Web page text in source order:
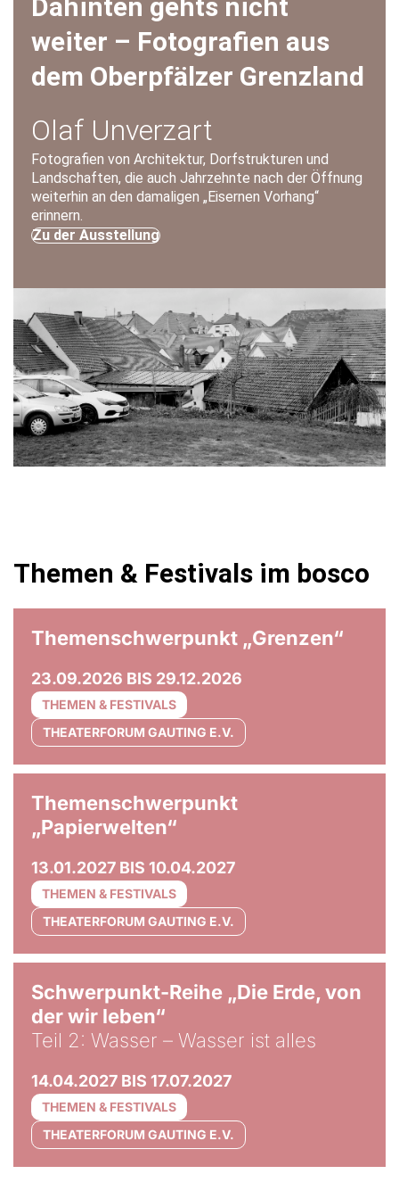
Dahinten gehts nicht
weiter – Fotografien aus
dem Oberpfälzer Grenzland
Olaf Unverzart
Fotografien von Architektur, Dorfstrukturen und
Landschaften, die auch Jahrzehnte nach der Öffnung
weiterhin an den damaligen „Eisernen Vorhang“
erinnern.
Zu der Ausstellung
Themen & Festivals im bosco
Themenschwerpunkt „Grenzen“
23.09.2026 BIS 29.12.2026
THEMEN & FESTIVALS
THEATERFORUM GAUTING E.V.
© Anna Maria Bellmann
Themenschwerpunkt
„Papierwelten“
13.01.2027 BIS 10.04.2027
THEMEN & FESTIVALS
THEATERFORUM GAUTING E.V.
© Tom Hegen
Schwerpunkt-Reihe „Die Erde, von
der wir leben“
Teil 2: Wasser – Wasser ist alles
14.04.2027 BIS 17.07.2027
THEMEN & FESTIVALS
THEATERFORUM GAUTING E.V.